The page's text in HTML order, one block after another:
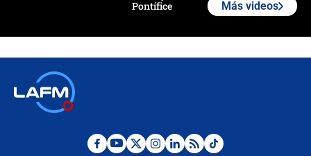
Pontífice
¿La posesión de Abelardo De la
Más videos